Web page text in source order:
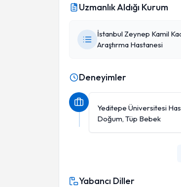
Uzmanlık Aldığı Kurum
İstanbul Zeynep Kamil
Araştırma Hastanesi
Deneyimler
Yeditepe Üniversitesi
Doğum, Tüp Bebek
Yabancı Diller